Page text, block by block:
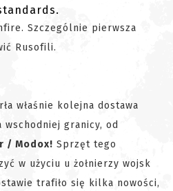
Szczególnie pierwsza
Rusofili.
właśnie kolejna dostawa
wschodniej granicy, od
/ Modox! Sprzęt tego
w użyciu u żołnierzy wojsk
trafiło się kilka nowości,